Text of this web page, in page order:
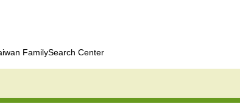
FamilySearch Center